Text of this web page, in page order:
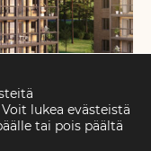
lukea evästeistä
tai pois päältä